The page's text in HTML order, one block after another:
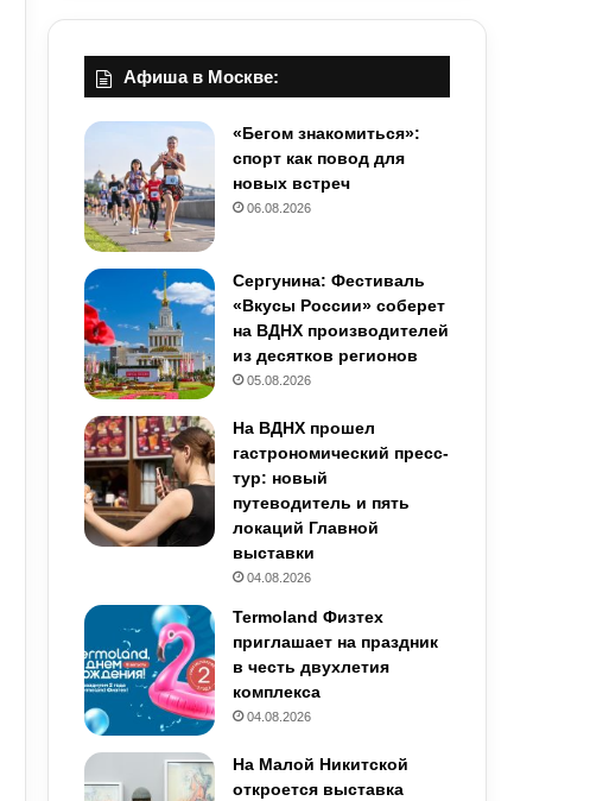
Афиша в Москве:
«Бегом знакомиться»:
спорт как повод для
новых встреч
06.08.2026
Сергунина: Фестиваль
«Вкусы России» соберет
на ВДНХ производителей
из десятков регионов
05.08.2026
На ВДНХ прошел
гастрономический пресс-
тур: новый
путеводитель и пять
локаций Главной
выставки
04.08.2026
Termoland Физтех
приглашает на праздник
в честь двухлетия
комплекса
04.08.2026
На Малой Никитской
откроется выставка